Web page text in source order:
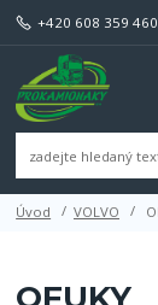
+420 608 359 460
Úvod VOLVO